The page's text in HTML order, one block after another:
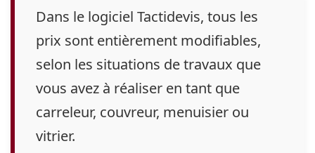
Dans le logiciel Tactidevis, tous les
prix sont entièrement modifiables,
selon les situations de travaux que
vous avez à réaliser en tant que
carreleur, couvreur, menuisier ou
vitrier.